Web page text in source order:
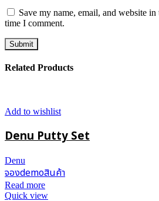
Save my name, email, and website
time I comment.
Related Products
Add to wishlist
Denu Putty Set
Denu
จองdemoสินค้า
Read more
Quick view